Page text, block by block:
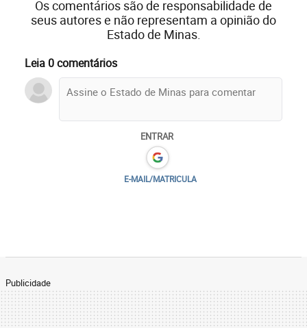
Os comentários são de responsabilidade de
seus autores e não representam a opinião do
Estado de Minas.
Leia 0 comentários
ENTRAR
E-MAIL/MATRICULA
Publicidade